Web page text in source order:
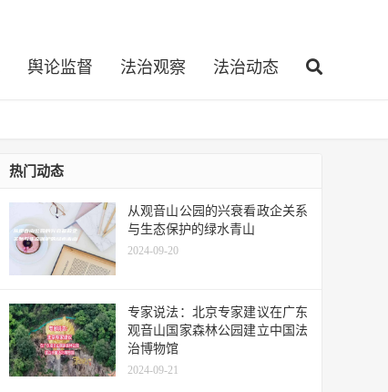
舆论监督 法治观察 法治动态
热门动态
从观音山公园的兴衰看政企关系
与生态保护的绿水青山
2024-09-20
专家说法：北京专家建议在广东
观音山国家森林公园建立中国法
治博物馆
2024-09-21